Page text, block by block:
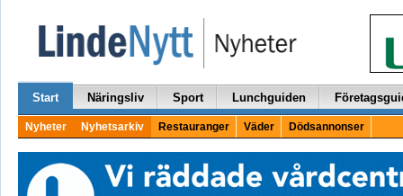
Start Näringsliv Sport Lunchguiden
Nyheter Nyhetsarkiv Restauranger Väder Dödsannonser